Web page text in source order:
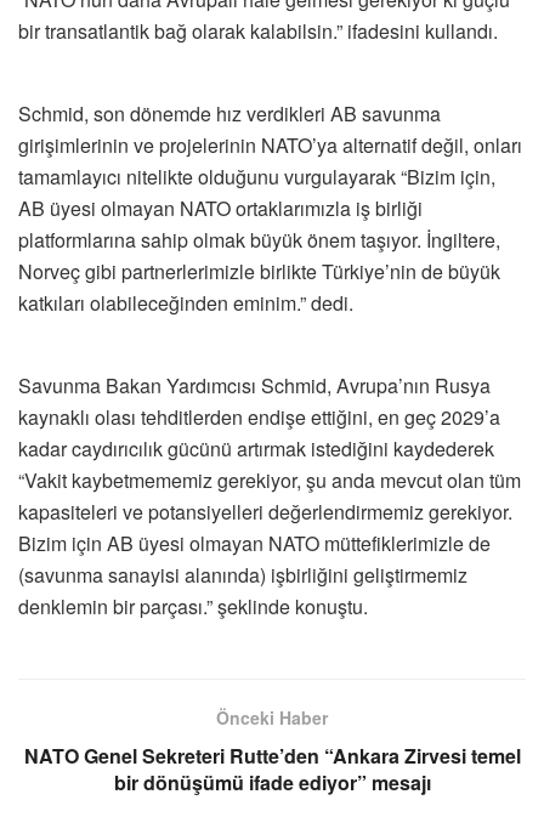
bir transatlantik bağ olarak kalabilsin.” ifadesini kullandı.
Schmid, son dönemde hız verdikleri AB savunma
girişimlerinin ve projelerinin NATO’ya alternatif değil, onları
tamamlayıcı nitelikte olduğunu vurgulayarak “Bizim için,
AB üyesi olmayan NATO ortaklarımızla iş birliği
platformlarına sahip olmak büyük önem taşıyor. İngiltere,
Norveç gibi partnerlerimizle birlikte Türkiye’nin de büyük
katkıları olabileceğinden eminim.” dedi.
Savunma Bakan Yardımcısı Schmid, Avrupa’nın Rusya
kaynaklı olası tehditlerden endişe ettiğini, en geç 2029’a
kadar caydırıcılık gücünü artırmak istediğini kaydederek
“Vakit kaybetmememiz gerekiyor, şu anda mevcut olan tüm
kapasiteleri ve potansiyelleri değerlendirmemiz gerekiyor.
Bizim için AB üyesi olmayan NATO müttefiklerimizle de
(savunma sanayisi alanında) işbirliğini geliştirmemiz
denklemin bir parçası.” şeklinde konuştu.
Önceki Haber
NATO Genel Sekreteri Rutte’den “Ankara Zirvesi temel
bir dönüşümü ifade ediyor” mesajı